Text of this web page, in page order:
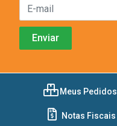
Meus Pedidos
Notas Fiscais